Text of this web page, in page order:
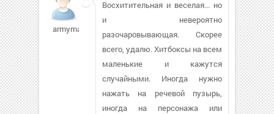
armyman75288
Восхитительная и веселая... но
и невероятно
разочаровывающая. Скорее
всего, удалю. Хитбоксы на всем
маленькие и кажутся
случайными. Иногда нужно
нажать на речевой пузырь,
иногда на персонажа или